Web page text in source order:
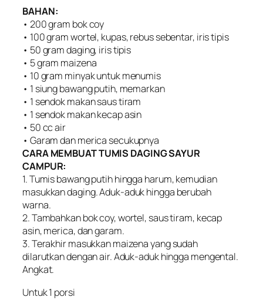
BAHAN:
• 200 gram bok coy
• 100 gram wortel, kupas, rebus sebentar, iris tipis
• 50 gram daging, iris tipis
• 5 gram maizena
• 10 gram minyak untuk menumis
• 1 siung bawang putih, memarkan
• 1 sendok makan saus tiram
• 1 sendok makan kecap asin
• 50 cc air
• Garam dan merica secukupnya
CARA MEMBUAT TUMIS DAGING SAYUR
CAMPUR:
1. Tumis bawang putih hingga harum, kemudian
masukkan daging. Aduk-aduk hingga berubah
warna.
2. Tambahkan bok coy, wortel, saus tiram, kecap
asin, merica, dan garam.
3. Terakhir masukkan maizena yang sudah
dilarutkan dengan air. Aduk-aduk hingga mengental.
Angkat.
Untuk 1 porsi